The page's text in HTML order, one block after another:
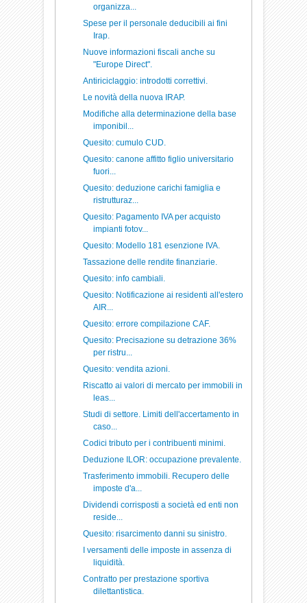
organizza...
Spese per il personale deducibili ai fini
Irap.
Nuove informazioni fiscali anche su
"Europe Direct".
Antiriciclaggio: introdotti correttivi.
Le novità della nuova IRAP.
Modifiche alla determinazione della base
imponibil...
Quesito: cumulo CUD.
Quesito: canone affitto figlio universitario
fuori...
Quesito: deduzione carichi famiglia e
ristrutturaz...
Quesito: Pagamento IVA per acquisto
impianti fotov...
Quesito: Modello 181 esenzione IVA.
Tassazione delle rendite finanziarie.
Quesito: info cambiali.
Quesito: Notificazione ai residenti all'estero
AIR...
Quesito: errore compilazione CAF.
Quesito: Precisazione su detrazione 36%
per ristru...
Quesito: vendita azioni.
Riscatto ai valori di mercato per immobili in
leas...
Studi di settore. Limiti dell'accertamento in
caso...
Codici tributo per i contribuenti minimi.
Deduzione ILOR: occupazione prevalente.
Trasferimento immobili. Recupero delle
imposte d'a...
Dividendi corrisposti a società ed enti non
reside...
Quesito: risarcimento danni su sinistro.
I versamenti delle imposte in assenza di
liquidità.
Contratto per prestazione sportiva
dilettantistica.